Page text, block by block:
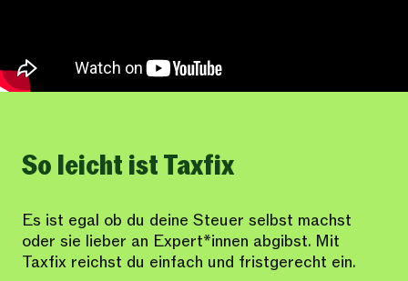
So leicht ist Taxfix
Es ist egal ob du deine Steuer selbst machst
oder sie lieber an Expert*innen abgibst. Mit
Taxfix reichst du einfach und fristgerecht ein.